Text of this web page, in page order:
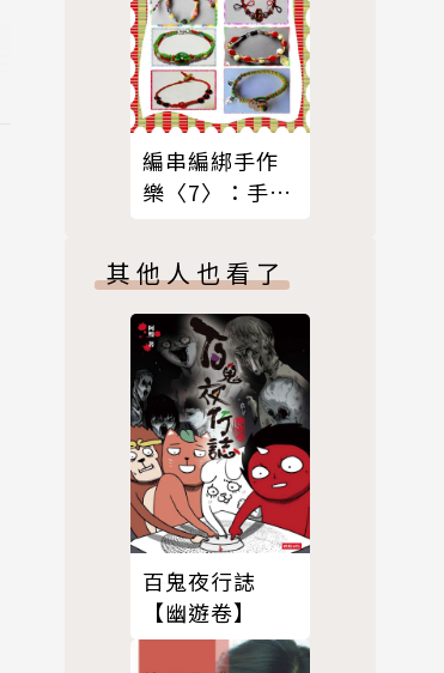
編串編綁手作
樂〈7〉：手鍊
其他人也看了
百鬼夜行誌
【幽遊卷】